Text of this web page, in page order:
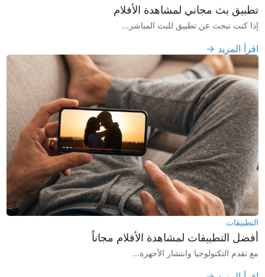
تطبيق بث مجاني لمشاهدة الأفلام
إذا كنت تبحث عن تطبيق للبث المباشر...
اقرأ المزيد →
التطبيقات
أفضل التطبيقات لمشاهدة الأفلام مجاناً
مع تقدم التكنولوجيا وانتشار الأجهزة...